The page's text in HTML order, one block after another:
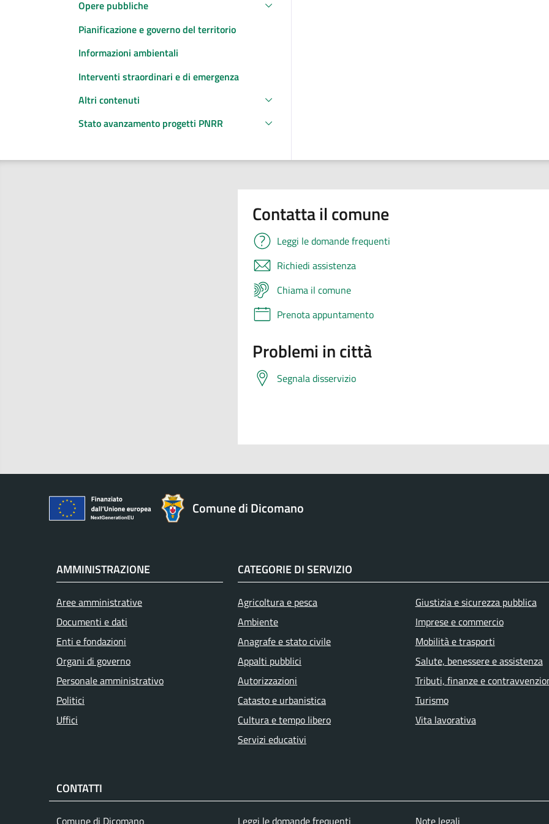
Opere pubbliche
Pianificazione e governo del territorio
Informazioni ambientali
Interventi straordinari e di emergenza
Altri contenuti
Stato avanzamento progetti PNRR
Contatta il comune
Leggi le domande frequenti
Richiedi assistenza
Chiama il comune
Prenota appuntamento
Problemi in città
Segnala disservizio
Comune di Dicomano
AMMINISTRAZIONE
Aree amministrative
Documenti e dati
Enti e fondazioni
Organi di governo
Personale amministrativo
Politici
Uffici
CATEGORIE DI SERVIZIO
Agricoltura e pesca
Ambiente
Anagrafe e stato civile
Appalti pubblici
Autorizzazioni
Catasto e urbanistica
Cultura e tempo libero
Servizi educativi
Giustizia e sicurezza pubblica
Imprese e commercio
Mobilità e trasporti
Salute, benessere e assistenza
Tributi, finanze e
Turismo
Vita lavorativa
CONTATTI
Comune di Dicomano Leggi le domande frequenti Note legali